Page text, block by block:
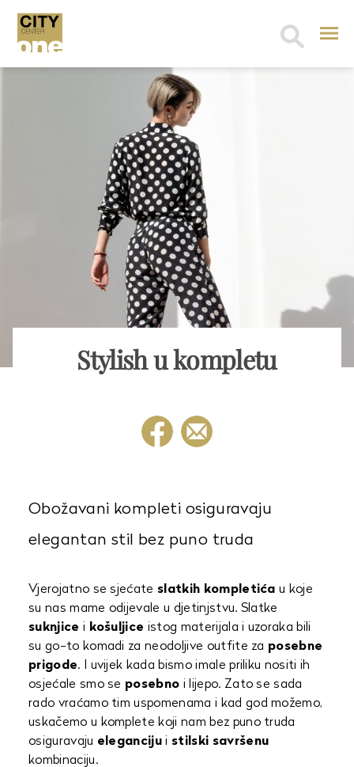
Search
Stylish u kompletu
Obožavani kompleti osiguravaju
elegantan stil bez puno truda
Vjerojatno se sjećate slatkih kompletića u koje
su nas mame odijevale u djetinjstvu. Slatke
suknjice i košuljice istog materijala i uzoraka bili
su go-to komadi za neodoljive outfite za posebne
prigode. I uvijek kada bismo imale priliku nositi ih
osjećale smo se posebno i lijepo. Zato se sada
rado vraćamo tim uspomenama i kad god možemo,
uskačemo u komplete koji nam bez puno truda
osiguravaju eleganciju i stilski savršenu
kombinaciju.